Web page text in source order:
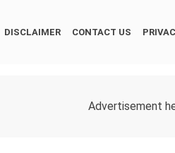
DISCLAIMER CONTACT US